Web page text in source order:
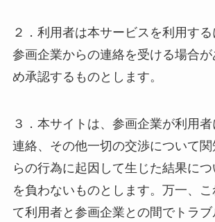
２．利用者は本サービスを利用す
参画企業からの連絡を受ける場合
め承認するものとします。
３．本サイトは、参画企業が利用者
連絡、その他一切の交渉について
らの行為に起因して生じた結果に
を負わないものとします。万一、
て利用者と参画企業との間でトラ